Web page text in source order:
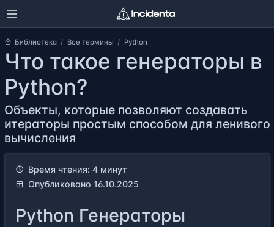
Библиотека Все термины Python
Что такое генераторы в
Python?
Объекты, которые позволяют создавать
итераторы простым способом для ленивого
вычисления
Время чтения: 4 минут
Опубликовано 16.10.2025
Python Генераторы